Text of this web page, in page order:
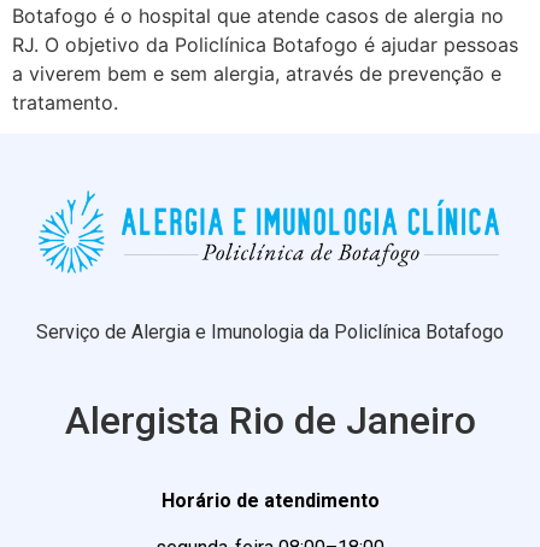
Botafogo é o hospital que atende casos de alergia no
RJ. O objetivo da Policlínica Botafogo é ajudar pessoas
a viverem bem e sem alergia, através de prevenção e
tratamento.
Serviço de Alergia e Imunologia da Policlínica Botafogo
Alergista Rio de Janeiro
Horário de atendimento